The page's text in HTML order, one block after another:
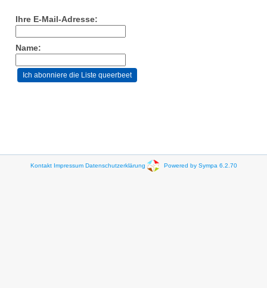
Ihre E-Mail-Adresse:
Name:
Kontakt Impressum Datenschutzerklärung Powered by Sympa 6.2.70